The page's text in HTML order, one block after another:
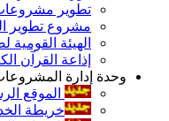
تطوير مشروعات
مشروع تطوير
الهيئة القومية
إذاعة القرآن
وحدة إدارة
الموقع
خريطة